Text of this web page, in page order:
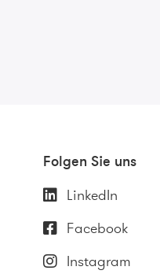
Folgen Sie uns
LinkedIn
Facebook
Instagram